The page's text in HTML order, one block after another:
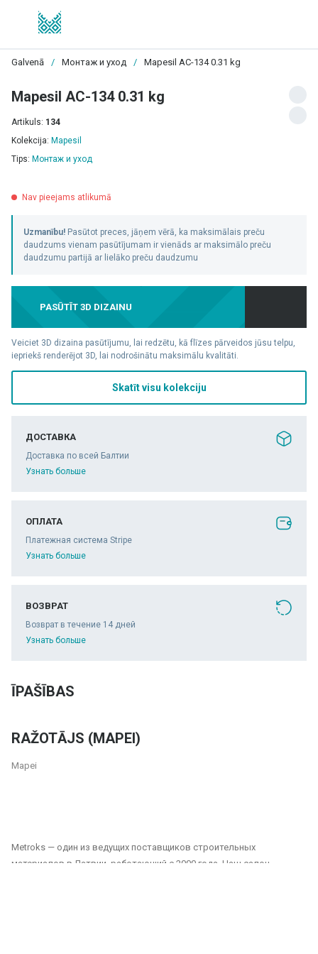
Galvenā / Монтаж и уход / Mapesil AC-134 0.31 kg
RAŽOTĀJS (MAPEI)
Mapei
Mapesil AC-134 0.31 kg
Artikuls: 134
Kolekcija: Mapesil
Tips: Монтаж и уход
Nav pieejams atlikumā
Uzmanību! Pasūtot preces, jāņem vērā, ka maksimālais preču
daudzums vienam pasūtījumam ir vienāds ar maksimālo preču
daudzumu partijā ar lielāko preču daudzumu
PASŪTĪT 3D DIZAINU
Veiciet 3D dizaina pasūtījumu, lai redzētu, kā flīzes pārveidos jūsu telpu,
iepriekš renderējot 3D, lai nodrošinātu maksimālu kvalitāti.
Skatīt visu kolekciju
ДОСТАВКА
Доставка по всей Балтии
Узнать больше
ОПЛАТА
Платежная система Stripe
Узнать больше
ВОЗВРАТ
Возврат в течение 14 дней
Узнать больше
ĪPAŠĪBAS
Metroks — один из ведущих поставщиков строительных
материалов в Латвии, работающий с 2000 года. Наш салон